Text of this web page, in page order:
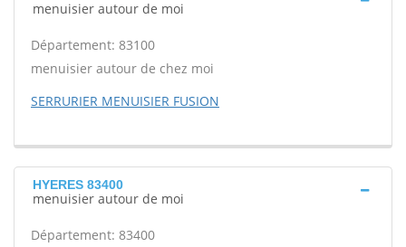
menuisier autour de moi
Département: 83100
menuisier autour de chez moi
SERRURIER MENUISIER FUSION
HYERES 83400
menuisier autour de moi
Département: 83400